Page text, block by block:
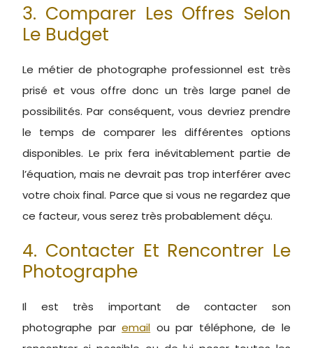
3. Comparer Les Offres Selon
Le Budget
Le métier de photographe professionnel est très
prisé et vous offre donc un très large panel de
possibilités. Par conséquent, vous devriez prendre
le temps de comparer les différentes options
disponibles. Le prix fera inévitablement partie de
l’équation, mais ne devrait pas trop interférer avec
votre choix final. Parce que si vous ne regardez que
ce facteur, vous serez très probablement déçu.
4. Contacter Et Rencontrer Le
Photographe
Il est très important de contacter son
photographe paremail ou par téléphone, de le